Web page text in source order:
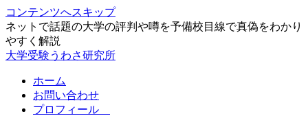
コンテンツへスキップ
ネットで話題の大学の評判や噂を予備校目線で真偽をわかり
やすく解説
大学受験うわさ研究所
ホーム
お問い合わせ
プロフィール